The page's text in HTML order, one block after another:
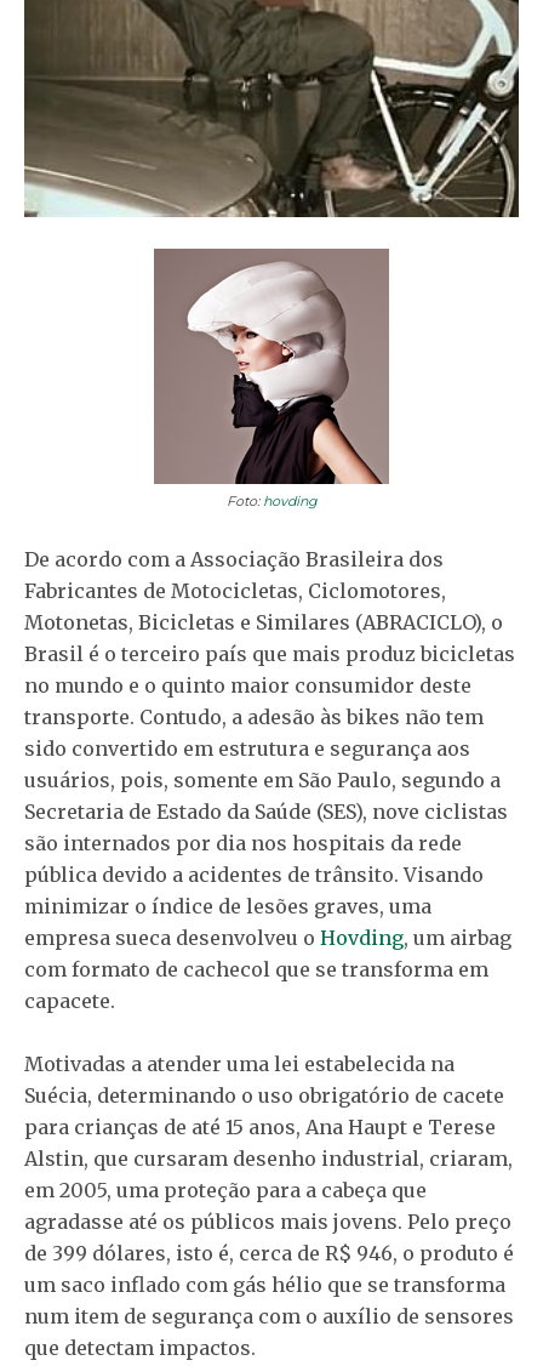
Foto: hovding
De acordo com a Associação Brasileira dos
Fabricantes de Motocicletas, Ciclomotores,
Motonetas, Bicicletas e Similares (ABRACICLO), o
Brasil é o terceiro país que mais produz bicicletas
no mundo e o quinto maior consumidor deste
transporte. Contudo, a adesão às bikes não tem
sido convertido em estrutura e segurança aos
usuários, pois, somente em São Paulo, segundo a
Secretaria de Estado da Saúde (SES), nove ciclistas
são internados por dia nos hospitais da rede
pública devido a acidentes de trânsito. Visando
minimizar o índice de lesões graves, uma
empresa sueca desenvolveu o Hovding, um airbag
com formato de cachecol que se transforma em
capacete.
Motivadas a atender uma lei estabelecida na
Suécia, determinando o uso obrigatório de cacete
para crianças de até 15 anos, Ana Haupt e Terese
Alstin, que cursaram desenho industrial, criaram,
em 2005, uma proteção para a cabeça que
agradasse até os públicos mais jovens. Pelo preço
de 399 dólares, isto é, cerca de R$ 946, o produto é
um saco inflado com gás hélio que se transforma
num item de segurança com o auxílio de sensores
que detectam impactos.